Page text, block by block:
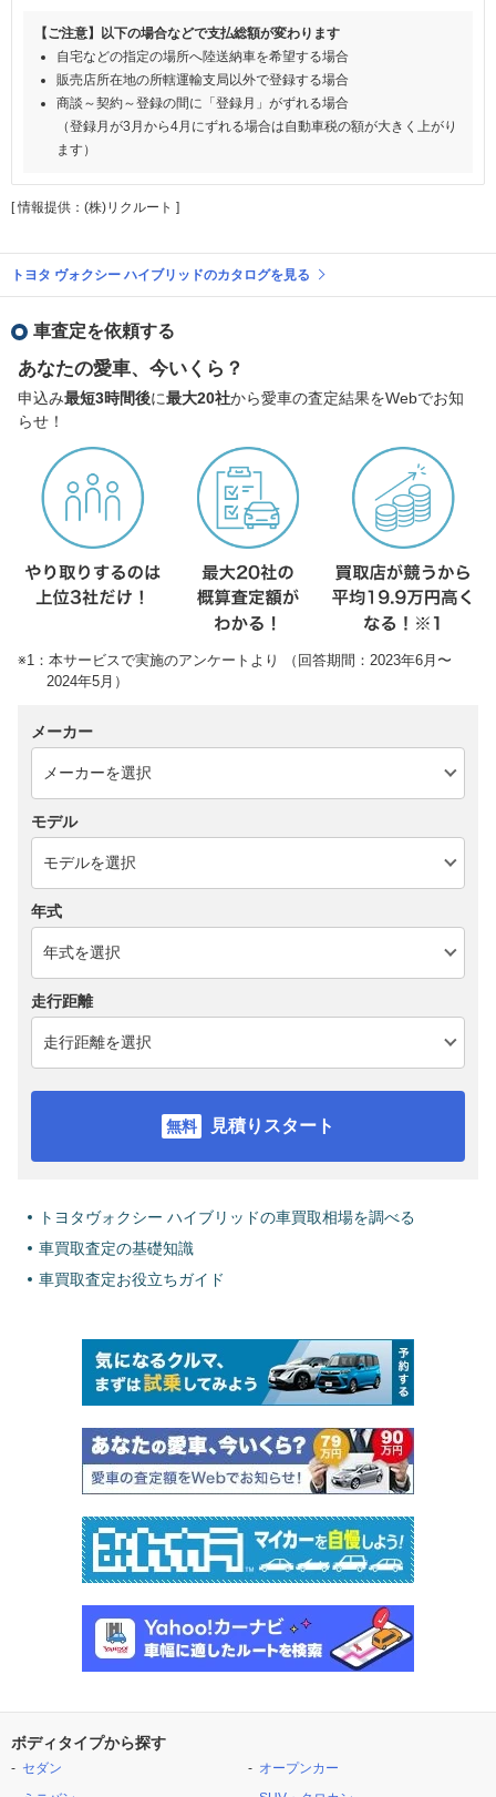
【ご注意】以下の場合などで支払総額が変わります
自宅などの指定の場所へ陸送納車を希望する場合
販売店所在地の所轄運輸支局以外で登録する場合
商談～契約～登録の間に「登録月」がずれる場合
（登録月が3月から4月にずれる場合は自動車税の額が大きく上がり
ます）
[ 情報提供：(株)リクルート ]
トヨタ ヴォクシー ハイブリッドのカタログを見る
車査定を依頼する
あなたの愛車、今いくら？
申込み最短3時間後に最大20社から愛車の査定結果をWebでお知
らせ！
※1：本サービスで実施のアンケートより （回答期間：2023年6月〜
2024年5月）
メーカー
モデル
年式
走行距離
見積りスタート
トヨタヴォクシー ハイブリッドの車買取相場を調べる
車買取査定の基礎知識
車買取査定お役立ちガイド
ボディタイプから探す
セダン
オープンカー